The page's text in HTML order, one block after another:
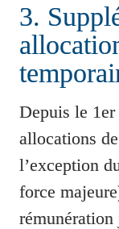
3.
Depuis le
allocations
l’exception
force
rémunération